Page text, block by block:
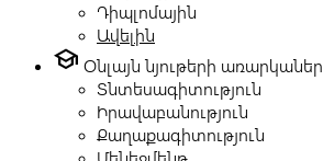
Դիպլոմային
Ավելին
school Օնլայն նյութերի առարկաներ
Տնտեսագիտություն
Իրավաբանություն
Քաղաքագիտություն